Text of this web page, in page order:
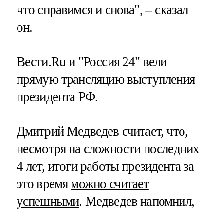
что справимся и снова", – сказал
он.
Вести.Ru и "Россия 24" вели
прямую трансляцию выступления
президента РФ.
Дмитрий Медведев считает, что,
несмотря на сложности последних
4 лет, итоги работы президента за
это времяможно считает
успешными. Медведев напомнил,